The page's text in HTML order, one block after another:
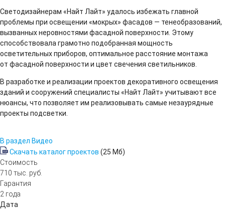
Светодизайнерам «Найт Лайт» удалось избежать главной
проблемы при освещении «мокрых» фасадов — тенеобразований,
вызванных неровностями фасадной поверхности. Этому
способствовала грамотно подобранная мощность
осветительных приборов, оптимальное расстояние монтажа
от фасадной поверхности и цвет свечения светильников.
В разработке и реализации проектов декоративного освещения
зданий и сооружений специалисты «Найт Лайт» учитывают все
нюансы, что позволяет им реализовывать самые незаурядные
проекты подсветки.
В раздел Видео
Скачать каталог проектов (25 Мб)
Стоимость
710 тыс. руб.
Гарантия
2 года
Дата